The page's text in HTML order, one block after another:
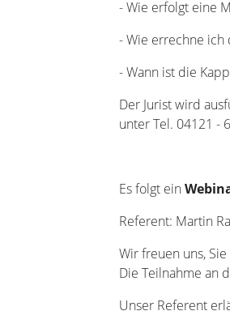
- Wie erfolgt eine
- Wie errechne ich
- Wann ist die
Der Jurist wird
unter Tel. 04121 -
Es folgt ein
Referent: Martin
Wir freuen uns,
Die Teilnahme an
Unser Referent